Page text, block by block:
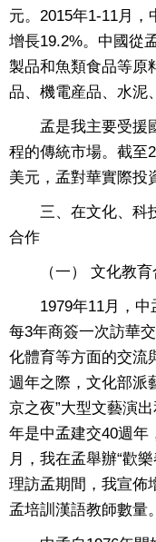
元。2015年1-11月，
增長19.2%。中國從
製品和魚類食品等原
品、機電産品、水泥
孟是我主要受援國
程的傳統市場。截至
美元，孟對華實際投
三、在文化、科技
合作
（一） 文化教育
1979年11月，中
每3年商簽一次訪華
化體育等方面的交流
週年之際，文化部派
京之夜”大型文藝演
年是中孟建交40週年
月，我在孟舉辦“歡
理訪孟期間，我宣佈
孟培訓漢語教師數量。